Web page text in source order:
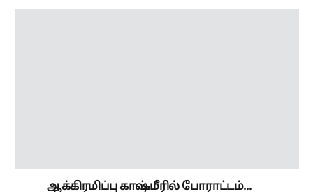
ஆக்கிரமிப்பு காஷ்மீரில் போராட்டம்...